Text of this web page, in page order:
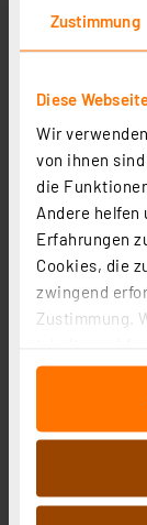
Zustimmung
Diese
Wir
von ihnen
die
Andere helfen
Erfahrungen
Cookies, die
zwingend
Zustimmung.
für soziale
auf unsere
an unsere
Analysen
Informationen
Ledino
anthrazit
Artikel-Nr.